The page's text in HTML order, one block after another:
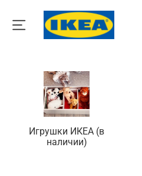
Игрушки ИКЕА (в
наличии)